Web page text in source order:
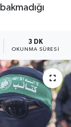
3 DK
OKUNMA SÜRESI